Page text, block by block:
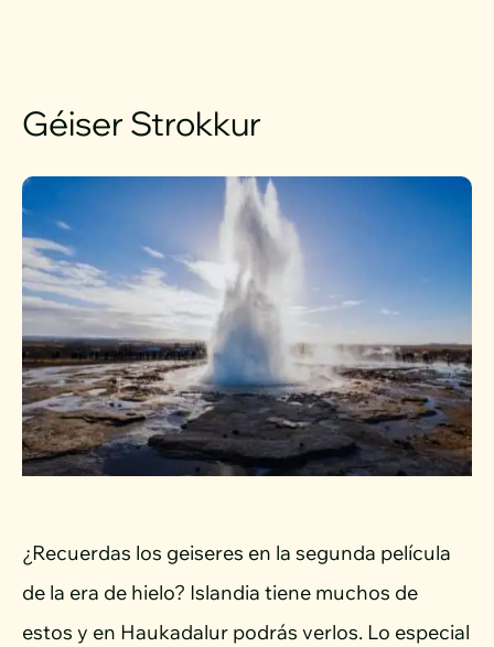
Géiser Strokkur
¿Recuerdas los geiseres en la segunda película
de la era de hielo? Islandia tiene muchos de
estos y en Haukadalur podrás verlos. Lo especial